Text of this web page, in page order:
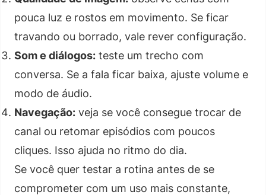
pouca luz e rostos em movimento. Se ficar
travando ou borrado, vale rever configuração.
Som e diálogos: teste um trecho com
conversa. Se a fala ficar baixa, ajuste volume e
modo de áudio.
Navegação: veja se você consegue trocar de
canal ou retomar episódios com poucos
cliques. Isso ajuda no ritmo do dia.
Se você quer testar a rotina antes de se
comprometer com um uso mais constante,